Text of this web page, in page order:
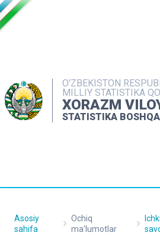
O'ZBEKISTON
MILLIY STATISTIKA
XORAZM
STATISTIKA
NASHRLAR
INTERAKTIV
MATBUOT
Asosiy
sahifa
Ochiq
ma'lumotlar
Ichki